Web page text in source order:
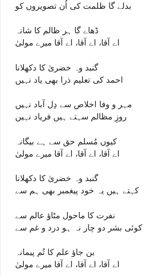
بدلے گا ظلمت کی اُن تصویروں کو
ڈھاے گا ہر ظالم کا شانہ
اے آقا، اے آقا، اے آقا میرے مولیٰ
گنبد وہ خضریٰ کا دکھلانا
احمد کی تعلیم ذرا بھی یاد نہیں
مہر و وفا اخلاص سے دِل آباد نہیں
روزِ مظالم سہتے ہیں فریاد نہیں
کیوں مُسلم حق سے ہے بیگانہ
اے آقا، اے آقا، اے آقا میرے مولیٰ
گنبد وہ خضریٰ کا دکھلانا
کہتے ہیں یہ خود پیغمبر بھی ہم سے
نفرت کا ماحول مٹاؤ عالم سے
کوئی بشر دو چار نہ ہو درد و غم سے
بن جاؤ علم کا تُم پیمانہ
اے آقا، اے آقا، اے آقا میرے مولیٰ